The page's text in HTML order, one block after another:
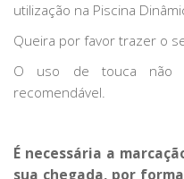
utilização na Piscina
Queira por favor trazer o
O uso de touca não
recomendável.
É necessária a